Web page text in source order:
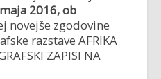
maja 2016, ob
novejše zgodovine
razstave AFRIKA
ZAPISI NA